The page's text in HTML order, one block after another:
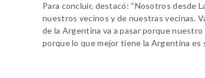
Para concluir, destacó: “Nosotros desde
nuestros vecinos y de nuestras vecinas.
de la Argentina va a pasar porque
porque lo que mejor tiene la Argentina es